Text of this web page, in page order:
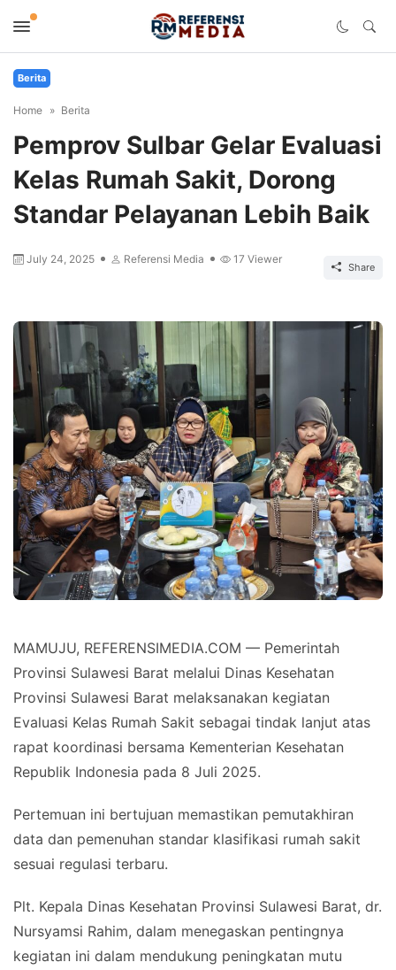
Berita
Home Berita
Pemprov Sulbar Gelar Evaluasi
Kelas Rumah Sakit, Dorong
Standar Pelayanan Lebih Baik
July 24, 2025 Referensi Media 17 Viewer
Share
MAMUJU, REFERENSIMEDIA.COM — Pemerintah
Provinsi Sulawesi Barat melalui Dinas Kesehatan
Provinsi Sulawesi Barat melaksanakan kegiatan
Evaluasi Kelas Rumah Sakit sebagai tindak lanjut atas
rapat koordinasi bersama Kementerian Kesehatan
Republik Indonesia pada 8 Juli 2025.
Pertemuan ini bertujuan memastikan pemutakhiran
data dan pemenuhan standar klasifikasi rumah sakit
sesuai regulasi terbaru.
Plt. Kepala Dinas Kesehatan Provinsi Sulawesi Barat, dr.
Nursyamsi Rahim, dalam menegaskan pentingnya
kegiatan ini dalam mendukung peningkatan mutu